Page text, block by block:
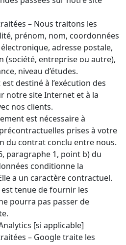
– Nous traitons les
prénom, nom, coordonnées
adresse postale,
(société, entreprise ou autre),
niveau d’études.
destiné à l’exécution des
notre site Internet et à la
nos clients.
est nécessaire à
prises à votre
du contrat conclu entre nous.
paragraphe 1, point b) du
conditionne la
a un caractère contractuel.
tenue de fournir les
pourra pas passer de
[si applicable]
– Google traite les